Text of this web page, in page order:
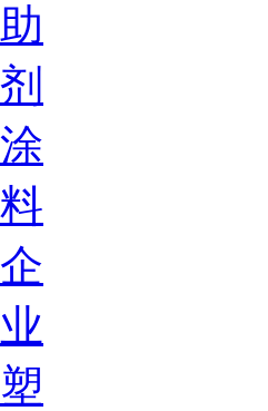
助
剂
涂
料
企
业
塑